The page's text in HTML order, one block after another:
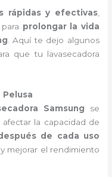
rápidas y efectivas,
prolongar la vida
. Aquí te dejo algunos
que tu lavasecadora
Pelusa
Samsung se
la capacidad de
de cada uso
mejorar el rendimiento